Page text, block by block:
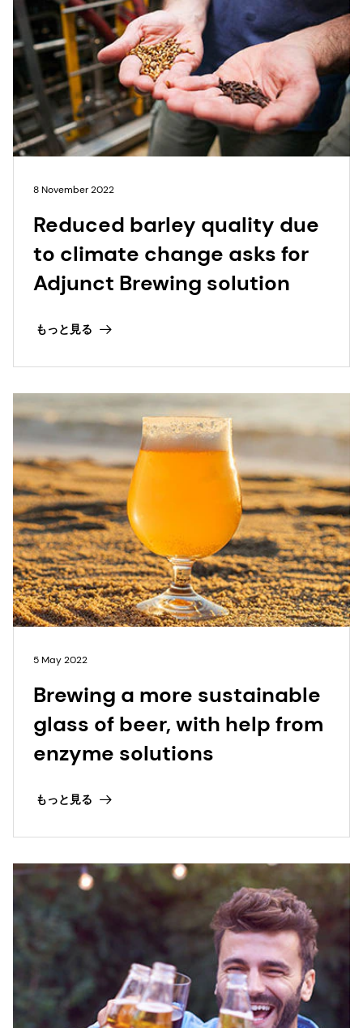
8 November 2022
Reduced barley quality due
to climate change asks for
Adjunct Brewing solution
もっと見る
5 May 2022
Brewing a more sustainable
glass of beer, with help from
enzyme solutions
もっと見る